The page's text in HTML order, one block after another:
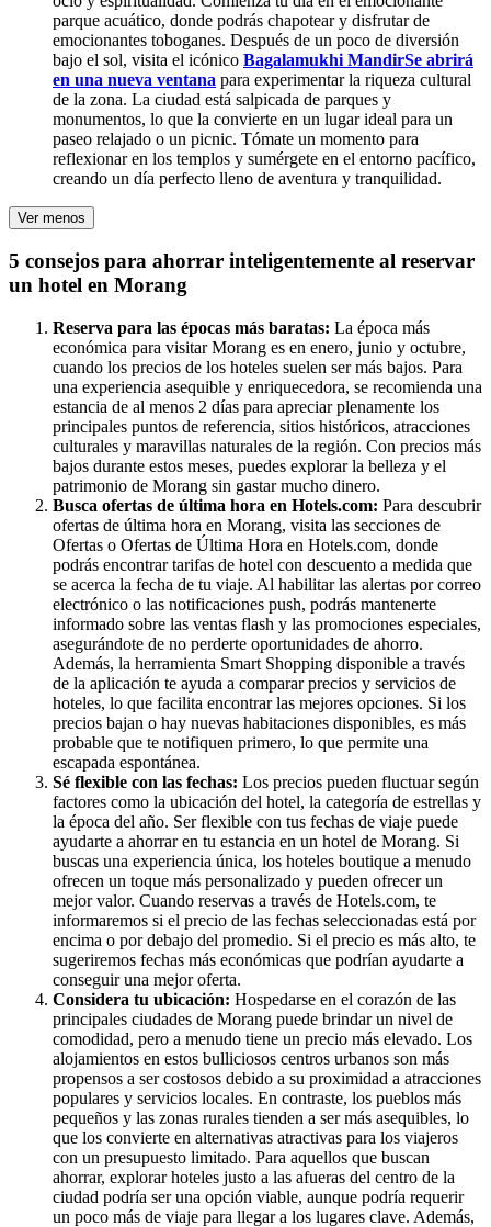
parque acuático, donde podrás chapotear y disfrutar de
emocionantes toboganes. Después de un poco de diversión
bajo el sol, visita el icónico Bagalamukhi MandirSe abrirá
en una nueva ventana para experimentar la riqueza cultural
de la zona. La ciudad está salpicada de parques y
monumentos, lo que la convierte en un lugar ideal para un
paseo relajado o un picnic. Tómate un momento para
reflexionar en los templos y sumérgete en el entorno pacífico,
creando un día perfecto lleno de aventura y tranquilidad.
Ver menos
5 consejos para ahorrar inteligentemente al reservar
un hotel en Morang
Reserva para las épocas más baratas: La época más
económica para visitar Morang es en enero, junio y octubre,
cuando los precios de los hoteles suelen ser más bajos. Para
una experiencia asequible y enriquecedora, se recomienda una
estancia de al menos 2 días para apreciar plenamente los
principales puntos de referencia, sitios históricos, atracciones
culturales y maravillas naturales de la región. Con precios más
bajos durante estos meses, puedes explorar la belleza y el
patrimonio de Morang sin gastar mucho dinero.
Busca ofertas de última hora en Hotels.com: Para descubrir
ofertas de última hora en Morang, visita las secciones de
Ofertas o Ofertas de Última Hora en Hotels.com, donde
podrás encontrar tarifas de hotel con descuento a medida que
se acerca la fecha de tu viaje. Al habilitar las alertas por correo
electrónico o las notificaciones push, podrás mantenerte
informado sobre las ventas flash y las promociones especiales,
asegurándote de no perderte oportunidades de ahorro.
Además, la herramienta Smart Shopping disponible a través
de la aplicación te ayuda a comparar precios y servicios de
hoteles, lo que facilita encontrar las mejores opciones. Si los
precios bajan o hay nuevas habitaciones disponibles, es más
probable que te notifiquen primero, lo que permite una
escapada espontánea.
Sé flexible con las fechas: Los precios pueden fluctuar según
factores como la ubicación del hotel, la categoría de estrellas y
la época del año. Ser flexible con tus fechas de viaje puede
ayudarte a ahorrar en tu estancia en un hotel de Morang. Si
buscas una experiencia única, los hoteles boutique a menudo
ofrecen un toque más personalizado y pueden ofrecer un
mejor valor. Cuando reservas a través de Hotels.com, te
informaremos si el precio de las fechas seleccionadas está por
encima o por debajo del promedio. Si el precio es más alto, te
sugeriremos fechas más económicas que podrían ayudarte a
conseguir una mejor oferta.
Considera tu ubicación: Hospedarse en el corazón de las
principales ciudades de Morang puede brindar un nivel de
comodidad, pero a menudo tiene un precio más elevado. Los
alojamientos en estos bulliciosos centros urbanos son más
propensos a ser costosos debido a su proximidad a atracciones
populares y servicios locales. En contraste, los pueblos más
pequeños y las zonas rurales tienden a ser más asequibles, lo
que los convierte en alternativas atractivas para los viajeros
con un presupuesto limitado. Para aquellos que buscan
ahorrar, explorar hoteles justo a las afueras del centro de la
ciudad podría ser una opción viable, aunque podría requerir
un poco más de viaje para llegar a los lugares clave. Además,